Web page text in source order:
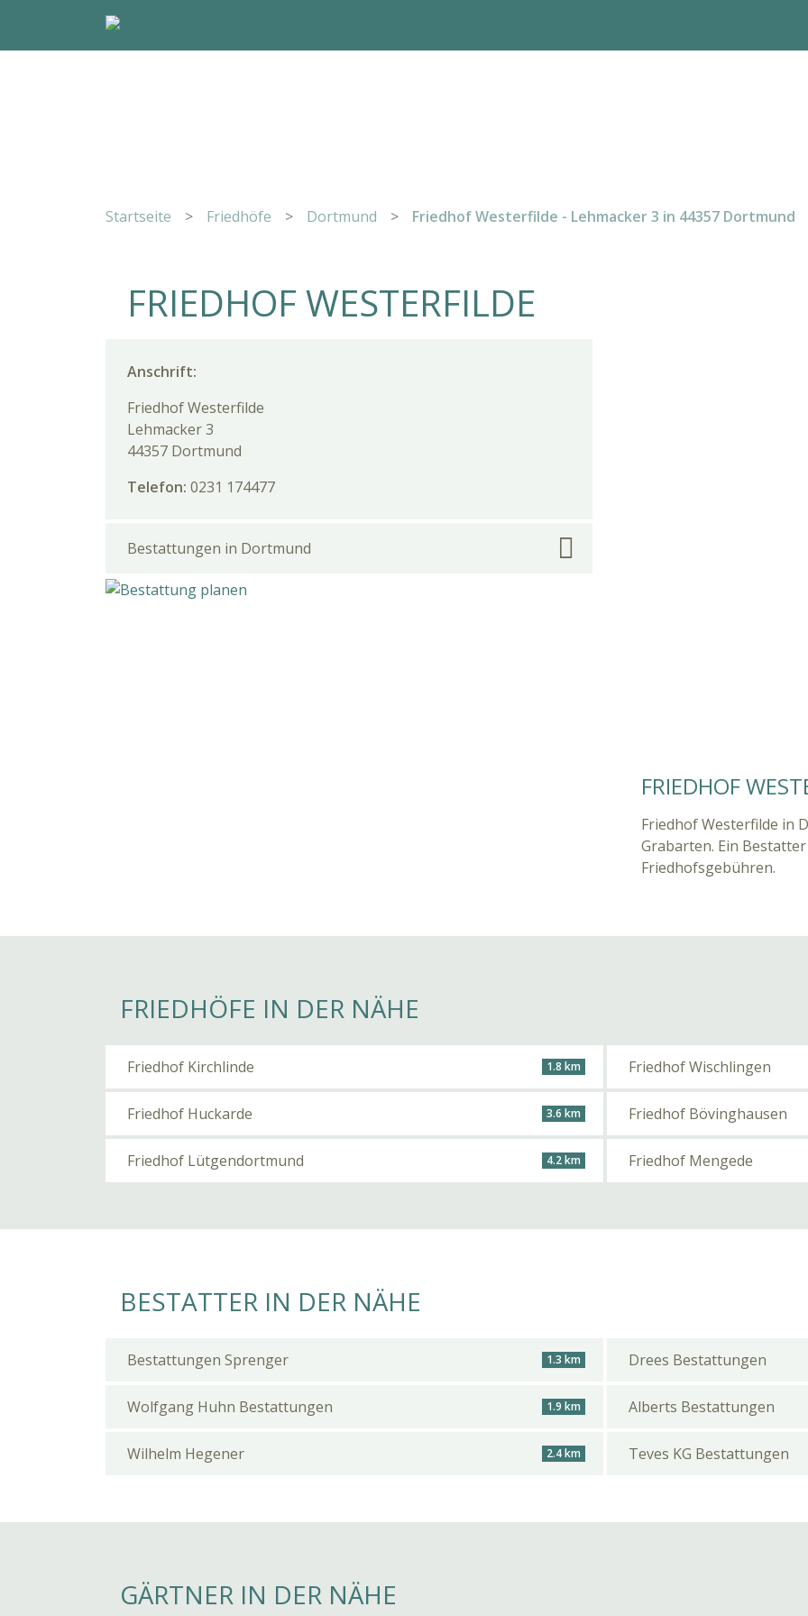
Startseite > Friedhöfe > Dortmund > Friedhof Westerfilde - Lehmacker 3 in 44357 Dortmund
FRIEDHOF WESTERFILDE
Anschrift:
Friedhof Westerfilde
Lehmacker 3
44357 Dortmund
Telefon: 0231 174477
Bestattungen in Dortmund
FRIEDHOF
Friedhof Westerfilde in
Grabarten. Ein
Friedhofsgebühren.
FRIEDHÖFE IN DER NÄHE
Friedhof Kirchlinde 1.8 km Friedhof Wischlingen
Friedhof Huckarde 3.6 km Friedhof Bövinghausen
Friedhof Lütgendortmund 4.2 km Friedhof Mengede
BESTATTER IN DER NÄHE
Bestattungen Sprenger 1.3 km Drees Bestattungen
Wolfgang Huhn Bestattungen 1.9 km Alberts Bestattungen
Wilhelm Hegener 2.4 km Teves KG Bestattungen
GÄRTNER IN DER NÄHE